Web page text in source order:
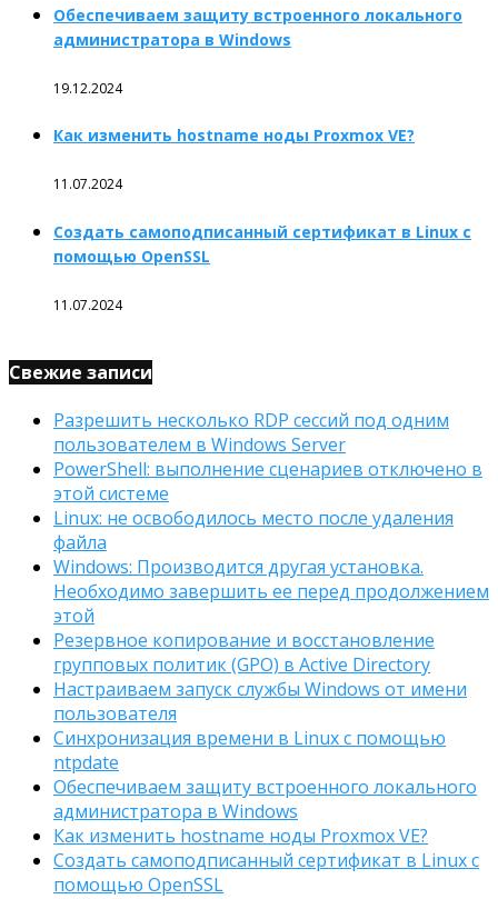
Обеспечиваем защиту встроенного локального
администратора в Windows
19.12.2024
Как изменить hostname ноды Proxmox VE?
11.07.2024
Создать самоподписанный сертификат в Linux с
помощью OpenSSL
11.07.2024
Свежие записи
Разрешить несколько RDP сессий под одним
пользователем в Windows Server
PowerShell: выполнение сценариев отключено в
этой системе
Linux: не освободилось место после удаления
файла
Windows: Производится другая установка.
Необходимо завершить ее перед продолжением
этой
Резервное копирование и восстановление
групповых политик (GPO) в Active Directory
Настраиваем запуск службы Windows от имени
пользователя
Синхронизация времени в Linux с помощью
ntpdate
Обеспечиваем защиту встроенного локального
администратора в Windows
Как изменить hostname ноды Proxmox VE?
Создать самоподписанный сертификат в Linux с
помощью OpenSSL